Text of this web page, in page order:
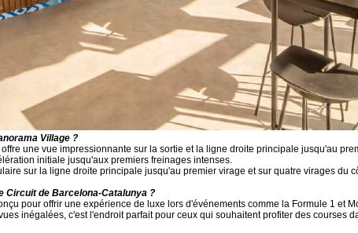
Village ?
une vue impressionnante sur la sortie et la ligne droite principale jusqu'au
initiale jusqu'aux premiers freinages intenses.
sur la ligne droite principale jusqu'au premier virage et sur quatre virages du
Circuit de Barcelona-Catalunya ?
pour offrir une expérience de luxe lors d'événements comme la Formule 1 et
inégalées, c'est l'endroit parfait pour ceux qui souhaitent profiter des courses